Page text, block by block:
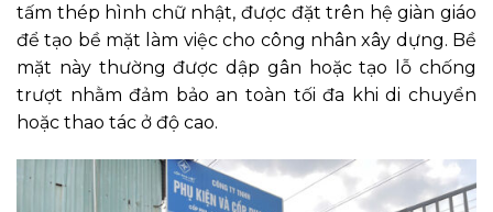
tấm thép hình chữ nhật, được đặt trên hệ giàn giáo
để tạo bề mặt làm việc cho công nhân xây dựng. Bề
mặt này thường được dập gân hoặc tạo lỗ chống
trượt nhằm đảm bảo an toàn tối đa khi di chuyển
hoặc thao tác ở độ cao.